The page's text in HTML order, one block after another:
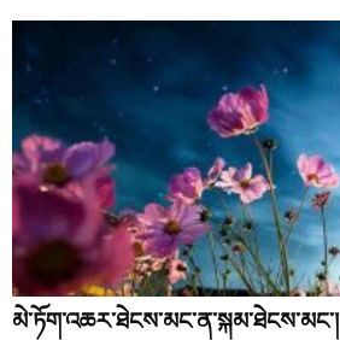
མེ་ཏོག་འཆར་ཐེངས་མང་ན་སྐམ་ཐེངས་མང་།